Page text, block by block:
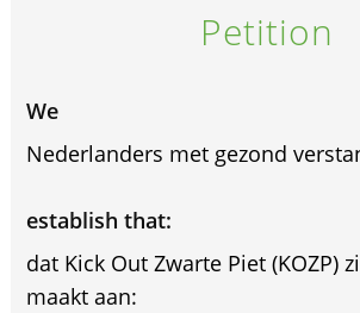
Petition
We
Nederlanders met gezond
establish that:
dat Kick Out Zwarte Piet (KOZP)
maakt aan: